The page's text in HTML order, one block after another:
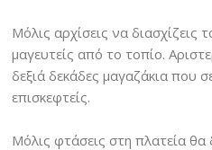
Μόλις αρχίσεις να
μαγευτείς από το τοπίο.
δεξιά δεκάδες μαγαζάκια που
επισκεφτείς.
Μόλις φτάσεις στη πλατεία θα